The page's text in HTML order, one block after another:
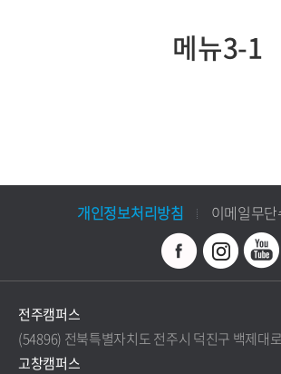
메뉴3-1
개인정보처리방침 이메일무
전주캠퍼스
(54896) 전북특별자치도 전주시 덕진구 백제대
고창캠퍼스